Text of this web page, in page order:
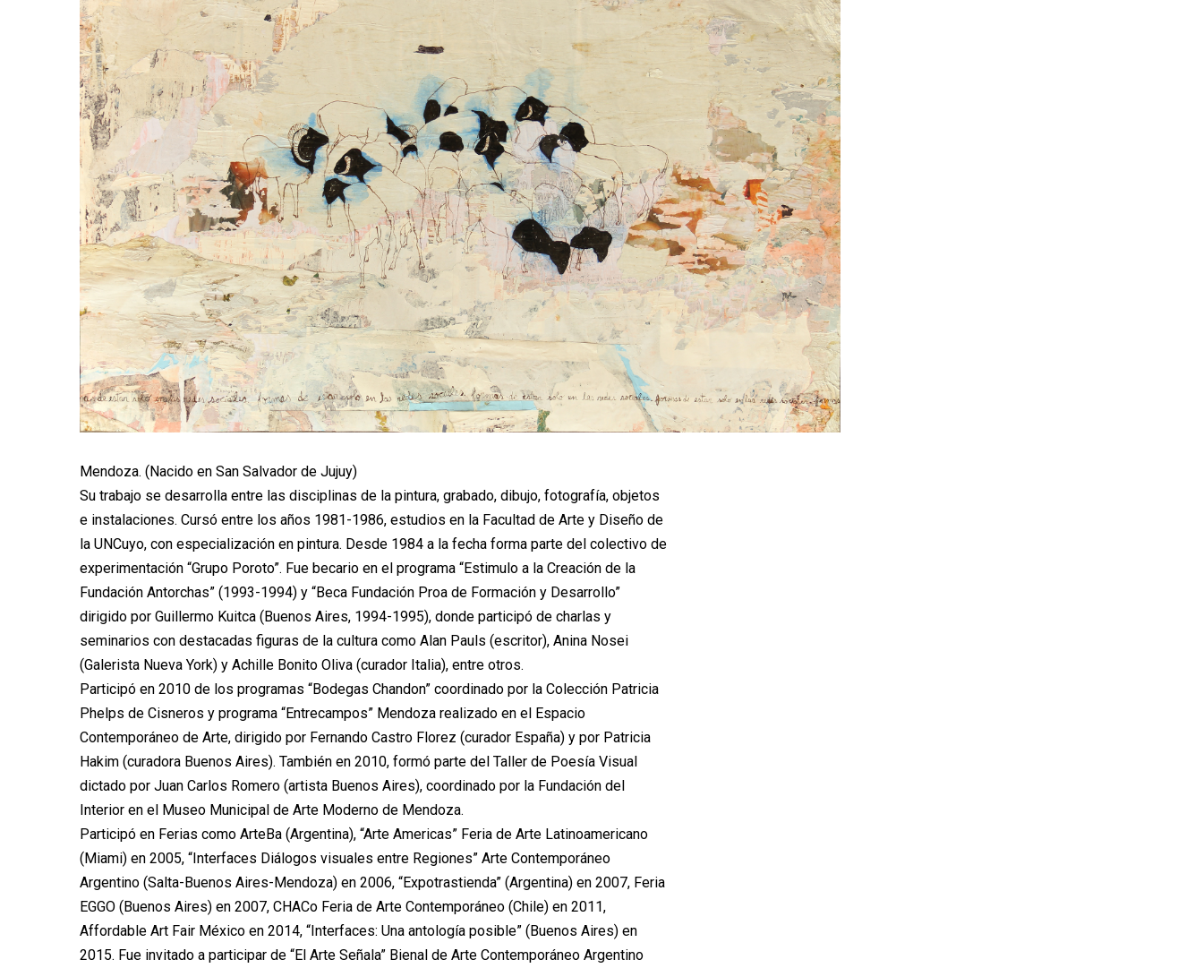
Mendoza. (Nacido en San Salvador de Jujuy)
Su trabajo se desarrolla entre las disciplinas de la pintura, grabado, dibujo, fotografía, objetos
e instalaciones. Cursó entre los años 1981-1986, estudios en la Facultad de Arte y Diseño de
la UNCuyo, con especialización en pintura. Desde 1984 a la fecha forma parte del colectivo de
experimentación “Grupo Poroto”. Fue becario en el programa “Estimulo a la Creación de la
Fundación Antorchas” (1993-1994) y “Beca Fundación Proa de Formación y Desarrollo”
dirigido por Guillermo Kuitca (Buenos Aires, 1994-1995), donde participó de charlas y
seminarios con destacadas figuras de la cultura como Alan Pauls (escritor), Anina Nosei
(Galerista Nueva York) y Achille Bonito Oliva (curador Italia), entre otros.
Participó en 2010 de los programas “Bodegas Chandon” coordinado por la Colección Patricia
Phelps de Cisneros y programa “Entrecampos” Mendoza realizado en el Espacio
Contemporáneo de Arte, dirigido por Fernando Castro Florez (curador España) y por Patricia
Hakim (curadora Buenos Aires). También en 2010, formó parte del Taller de Poesía Visual
dictado por Juan Carlos Romero (artista Buenos Aires), coordinado por la Fundación del
Interior en el Museo Municipal de Arte Moderno de Mendoza.
Participó en Ferias como ArteBa (Argentina), “Arte Americas” Feria de Arte Latinoamericano
(Miami) en 2005, “Interfaces Diálogos visuales entre Regiones” Arte Contemporáneo
Argentino (Salta-Buenos Aires-Mendoza) en 2006, “Expotrastienda” (Argentina) en 2007, Feria
EGGO (Buenos Aires) en 2007, CHACo Feria de Arte Contemporáneo (Chile) en 2011,
Affordable Art Fair México en 2014, “Interfaces: Una antología posible” (Buenos Aires) en
2015. Fue invitado a participar de “El Arte Señala” Bienal de Arte Contemporáneo Argentino